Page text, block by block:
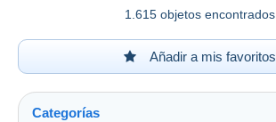
1.615 objetos encontrados
Añadir a mis favoritos
Categorías